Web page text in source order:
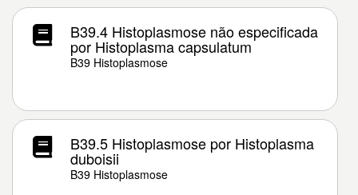
B39.4 Histoplasmose não especificada
por Histoplasma capsulatum
B39 Histoplasmose
B39.5 Histoplasmose por Histoplasma
duboisii
B39 Histoplasmose